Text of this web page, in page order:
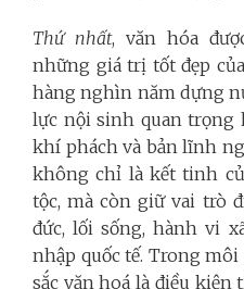
Thứ nhất, văn hóa
những giá trị tốt đẹp
hàng nghìn năm dựng
lực nội sinh quan trọng
khí phách và bản lĩnh
không chỉ là kết tinh
tộc, mà còn giữ vai trò
đức, lối sống, hành vi
nhập quốc tế. Trong
sắc văn hoá là điều